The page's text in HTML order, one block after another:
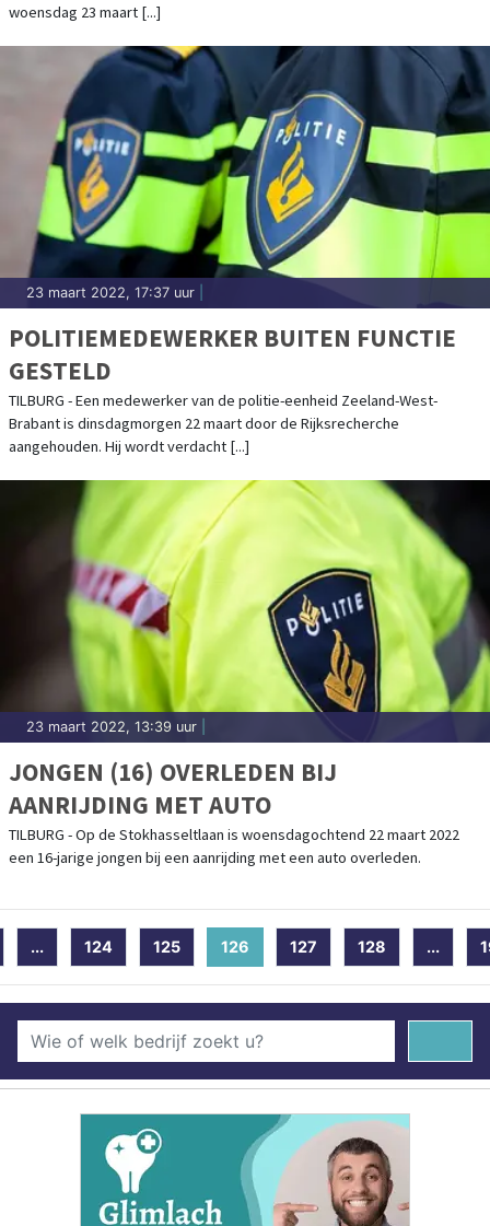
woensdag 23 maart [...]
23 maart 2022, 17:37 uur
POLITIEMEDEWERKER BUITEN FUNCTIE
GESTELD
TILBURG - Een medewerker van de politie-eenheid Zeeland-West-
Brabant is dinsdagmorgen 22 maart door de Rijksrecherche
aangehouden. Hij wordt verdacht [...]
23 maart 2022, 13:39 uur
JONGEN (16) OVERLEDEN BIJ
AANRIJDING MET AUTO
TILBURG - Op de Stokhasseltlaan is woensdagochtend 22 maart 2022
een 16-jarige jongen bij een aanrijding met een auto overleden.
... 124 125 126 (current)
127 128 ...